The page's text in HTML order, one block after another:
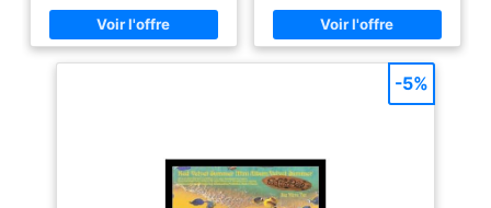
Poster + Photocard (Random 1
out of 5)
-5%